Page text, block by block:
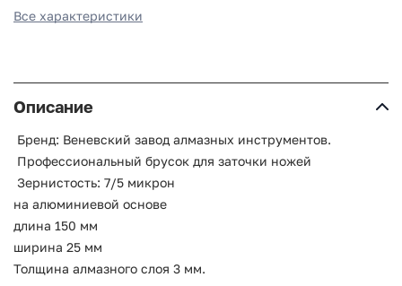
Все характеристики
Описание
Бренд: Веневский завод алмазных инструментов.
Профессиональный брусок для заточки ножей
Зернистость: 7/5 микрон
на алюминиевой основе
длина 150 мм
ширина 25 мм
Толщина алмазного слоя 3 мм.